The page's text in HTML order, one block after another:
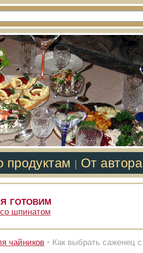
продуктам От автора
готовим
шпинатом
чайников • Как выбрать саженец с